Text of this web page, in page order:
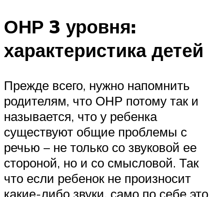
ОНР 3 уровня:
характеристика детей
Прежде всего, нужно напомнить
родителям, что ОНР потому так и
называется, что у ребенка
существуют общие проблемы с
речью – не только со звуковой ее
стороной, но и со смысловой. Так
что если ребенок не произносит
какие-либо звуки, само по себе это